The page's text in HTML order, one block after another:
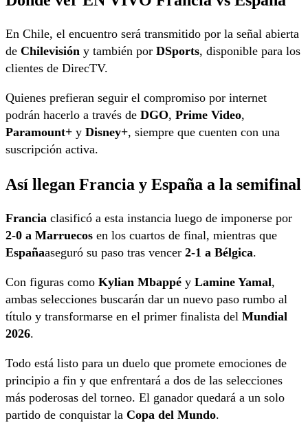
En Chile, el encuentro será transmitido por la señal abierta
de Chilevisión y también por DSports, disponible para los
clientes de DirecTV.
Quienes prefieran seguir el compromiso por internet
podrán hacerlo a través de DGO, Prime Video,
Paramount+ y Disney+, siempre que cuenten con una
suscripción activa.
Así llegan Francia y España a la semifinal
Francia clasificó a esta instancia luego de imponerse por
2-0 a Marruecos en los cuartos de final, mientras que
Españaaseguró su paso tras vencer 2-1 a Bélgica.
Con figuras como Kylian Mbappé y Lamine Yamal,
ambas selecciones buscarán dar un nuevo paso rumbo al
título y transformarse en el primer finalista del Mundial
2026.
Todo está listo para un duelo que promete emociones de
principio a fin y que enfrentará a dos de las selecciones
más poderosas del torneo. El ganador quedará a un solo
partido de conquistar la Copa del Mundo.